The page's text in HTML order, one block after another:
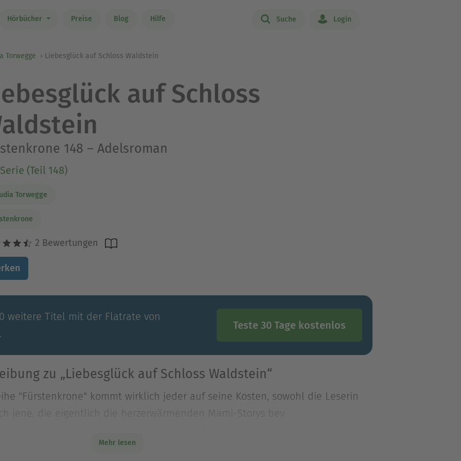
Hörbücher Preise Blog Hilfe Suche Login
Torwegge Liebesglück auf Schloss Waldstein
auf Schloss
148 – Adelsroman
Serie (Teil 148)
Torwegge
2 Bewertungen
weitere Titel mit der Flatrate von
Teste 30 Tage kostenlos
zu „Liebesglück auf Schloss Waldstein“
"Fürstenkrone" kommt wirklich jeder auf seine Kosten, sowohl die Leserin
jene, die eigentlich die herzerwärmenden Mami-Storys bev
jene, die eigentlich die herzerwärmenden Mami-Storys bevorzugt.Romane
Mehr lesen